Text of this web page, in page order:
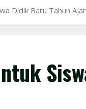
Didik Baru Tahun